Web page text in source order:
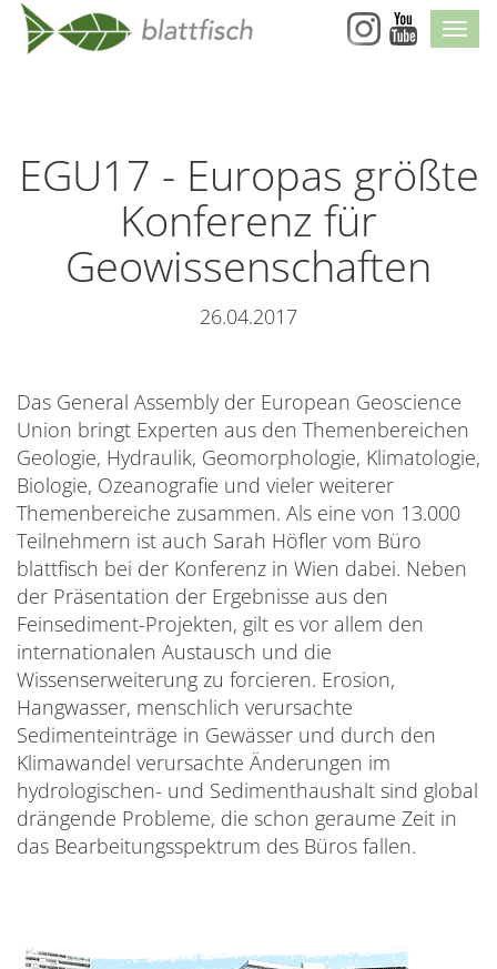
Skip
Navigation
EGU17 - Europas größte
Konferenz für
Geowissenschaften
26.04.2017
Das General Assembly der European Geoscience
Union bringt Experten aus den Themenbereichen
Geologie, Hydraulik, Geomorphologie, Klimatologie,
Biologie, Ozeanografie und vieler weiterer
Themenbereiche zusammen. Als eine von 13.000
Teilnehmern ist auch Sarah Höfler vom Büro
blattfisch bei der Konferenz in Wien dabei. Neben
der Präsentation der Ergebnisse aus den
Feinsediment-Projekten, gilt es vor allem den
internationalen Austausch und die
Wissenserweiterung zu forcieren. Erosion,
Hangwasser, menschlich verursachte
Sedimenteinträge in Gewässer und durch den
Klimawandel verursachte Änderungen im
hydrologischen- und Sedimenthaushalt sind global
drängende Probleme, die schon geraume Zeit in
das Bearbeitungsspektrum des Büros fallen.